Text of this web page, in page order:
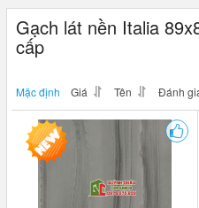
Gạch lát nền Italia
cấp
Mặc định Giá Tên Đánh